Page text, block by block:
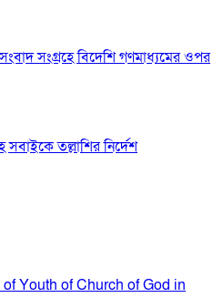
সংগ্রহে বিদেশি গণমাধ্যমের ওপর
তল্লাশির নির্দেশ
Youth of Church of God in